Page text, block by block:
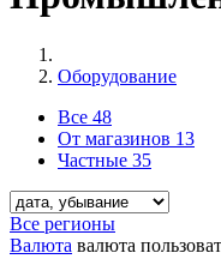
Оборудование
Все 48
От магазинов 13
Частные 35
Все регионы
Валюта валюта